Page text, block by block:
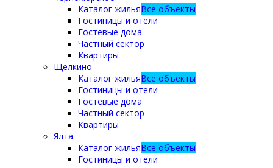
Каталог жильяВсе объекты
Гостиницы и отели
Гостевые дома
Частный сектор
Квартиры
Щелкино
Каталог жильяВсе объекты
Гостиницы и отели
Гостевые дома
Частный сектор
Квартиры
Ялта
Каталог жильяВсе объекты
Гостиницы и отели